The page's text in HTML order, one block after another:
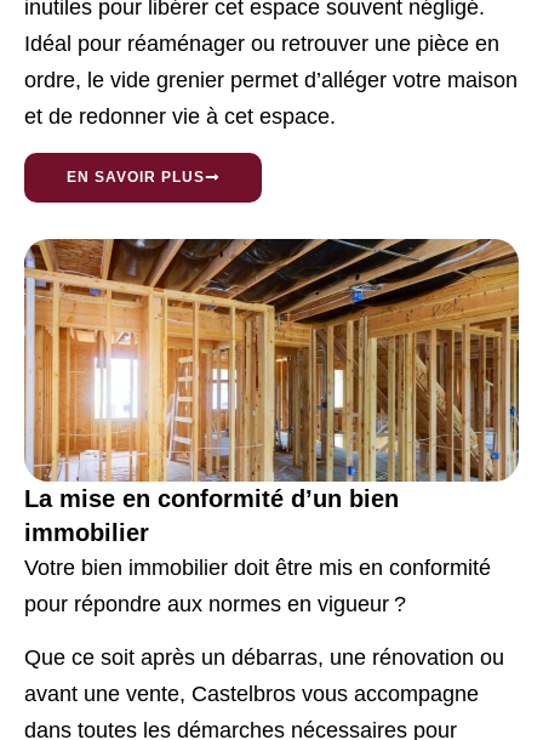
inutiles pour libérer cet espace souvent négligé.
Idéal pour réaménager ou retrouver une pièce en
ordre, le vide grenier permet d’alléger votre maison
et de redonner vie à cet espace.
EN SAVOIR PLUS
La mise en conformité d’un bien
immobilier
Votre bien immobilier doit être mis en conformité
pour répondre aux normes en vigueur ?
Que ce soit après un débarras, une rénovation ou
avant une vente, Castelbros vous accompagne
dans toutes les démarches nécessaires pour